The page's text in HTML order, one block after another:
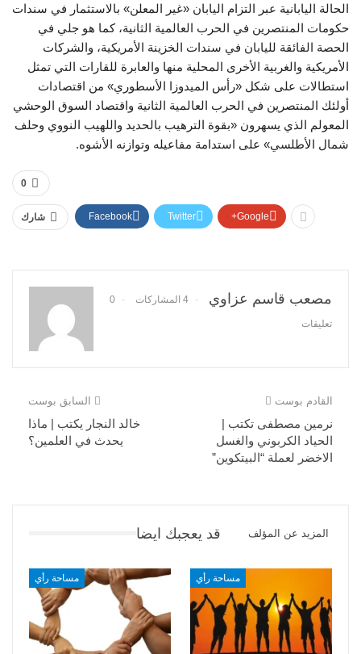
الحالة اليابانية عبر التزام اليابان «غير المعلن» بالاستثمار في سندات
حكومات المنتصرين في الحرب العالمية الثانية، كما هو جلي في
الحصة الفائقة لليابان في سندات الخزينة الأمريكية، والشركات
الأمريكية والغربية الأخرى المحلية منها والعابرة للقارات التي تمثل
استطالات على شكل «رأس الميدوزا الأسطوري» من اقتصادات
أولئك المنتصرين في الحرب العالمية الثانية واقتصاد السوق الوحشي
المعولم الذي يسهرون «بقوة الترهيب بالحديد واللهيب النووي وحلف
شمال الأطلسي» على استدامة مفاعيله وتوازنه الأشوه.
0
شارك Facebook Twitter Google+
مصعب قاسم عزاوي 4 المشاركات 0
تعليقات
السابق بوست
خالد النجار يكتب | ماذا
يحدث في العلمين؟
القادم بوست
نرمين مصطفى تكتب |
الحياد الكربوني والغسل
الاخضر لعملة “البيتكوين”
قد يعجبك ايضا المزيد عن المؤلف
مساحة رأي مساحة رأي